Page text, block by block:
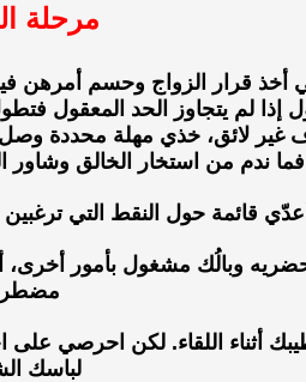
مرحلة
أخذ قرار الزواج وحسم أمرهن
إذا لم يتجاوز الحد
لائق، خذي مهلة محددة وصل
ندم من استخار الخالق وشاور
أعدّي قائمة حول النقط التي ترغبين
تحضريه وبالُك مشغول بأمور
أثناء اللقاء. لكن احرصي على
لباسك